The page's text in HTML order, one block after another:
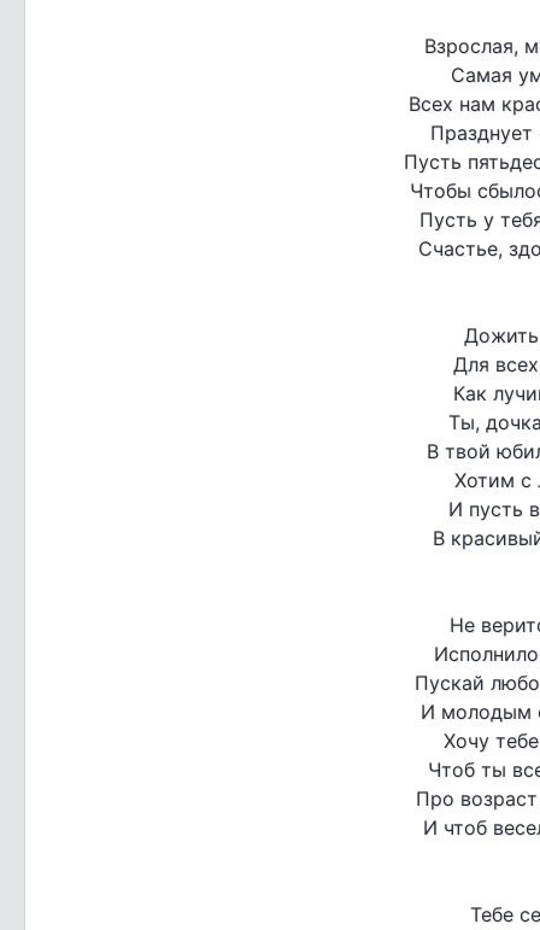
Взрослая,
Самая
Всех нам
Пусть
Чтобы
Пусть у
Счастье,
Для
Как
Ты,
В твой
Хотим с
И пусть
В
Не
Пускай
И молодым
Хочу
Чтоб ты
Про
И чтоб
Тебе